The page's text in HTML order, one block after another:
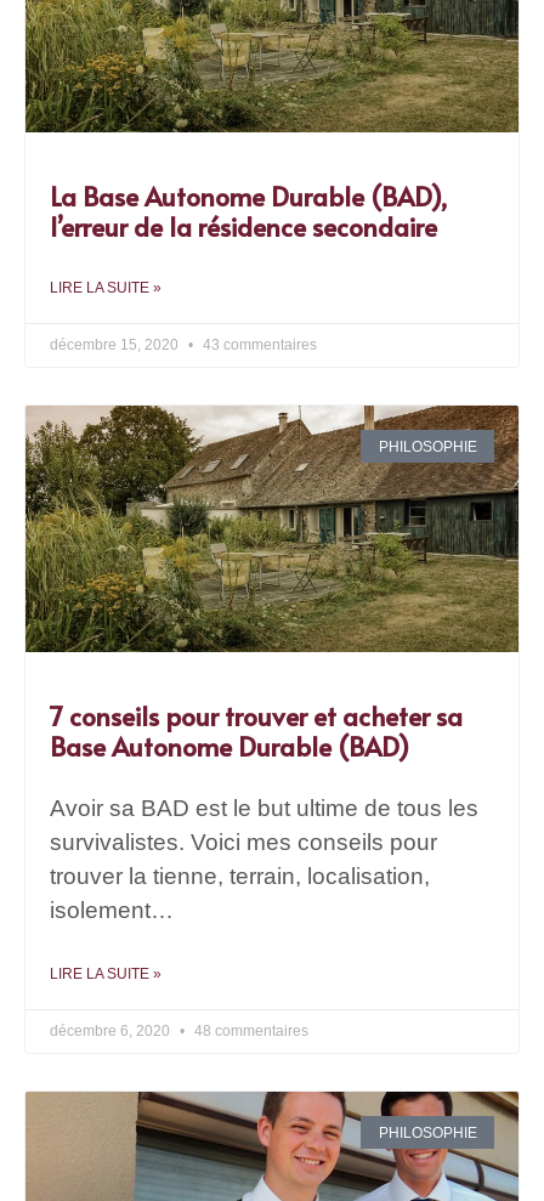
La Base Autonome Durable (BAD),
l’erreur de la résidence secondaire
LIRE LA SUITE »
décembre 15, 2020 43 commentaires
PHILOSOPHIE
7 conseils pour trouver et acheter sa
Base Autonome Durable (BAD)
Avoir sa BAD est le but ultime de tous les
survivalistes. Voici mes conseils pour
trouver la tienne, terrain, localisation,
isolement…
LIRE LA SUITE »
décembre 6, 2020 48 commentaires
PHILOSOPHIE